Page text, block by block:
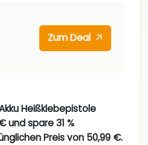
Zum Deal
Heißklebepistole
und spare 31 %
Preis von 50,99 €.